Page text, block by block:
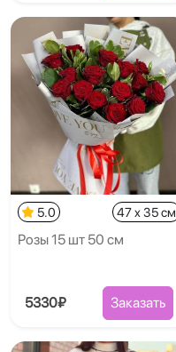
5.0 47 x 35 см
Розы 15 шт 50 см
5330₽ Заказать